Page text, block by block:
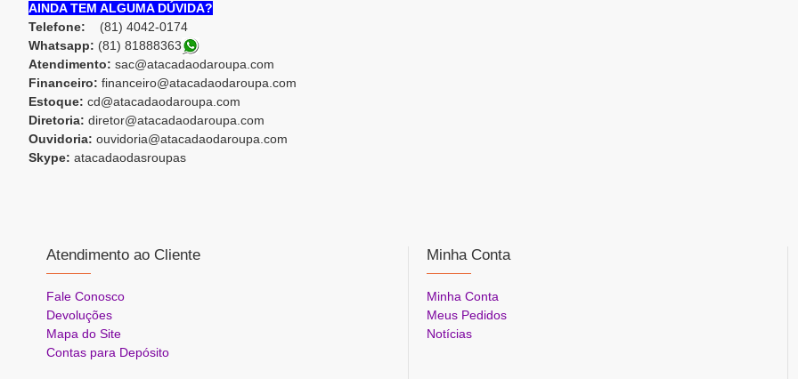
AINDA TEM ALGUMA DÚVIDA?
Telefone: (81) 4042-0174
Whatsapp: (81) 81888363
Atendimento: sac@atacadaodaroupa.com
Financeiro: financeiro@atacadaodaroupa.com
Estoque: cd@atacadaodaroupa.com
Diretoria: diretor@atacadaodaroupa.com
Ouvidoria: ouvidoria@atacadaodaroupa.com
Skype: atacadaodasroupas
Atendimento ao Cliente
Fale Conosco
Devoluções
Mapa do Site
Contas para Depósito
Minha Conta
Minha Conta
Meus Pedidos
Notícias